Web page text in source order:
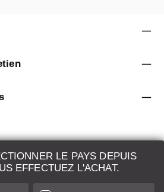
LE PAYS DEPUIS
EFFECTUEZ L'ACHAT.